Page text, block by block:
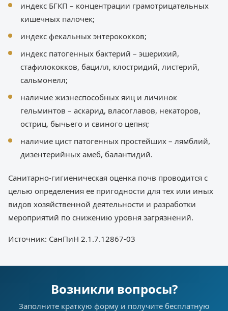
индекс БГКП – концентрации грамотрицательных
кишечных палочек;
индекс фекальных энтерококков;
индекс патогенных бактерий – эшерихий,
стафилококков, бацилл, клостридий, листерий,
сальмонелл;
наличие жизнеспособных яиц и личинок
гельминтов – аскарид, власоглавов, некаторов,
остриц, бычьего и свиного цепня;
наличие цист патогенных простейших – лямблий,
дизентерийных амеб, балантидий.
Санитарно-гигиеническая оценка почв проводится с
целью определения ее пригодности для тех или иных
видов хозяйственной деятельности и разработки
мероприятий по снижению уровня загрязнений.
Источник: СанПиН 2.1.7.12867-03
Возникли вопросы?
Заполните краткую форму и получите бесплатную